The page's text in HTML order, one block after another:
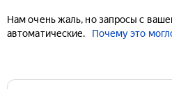
Нам очень жаль, но запросы с
автоматические.
Почему это